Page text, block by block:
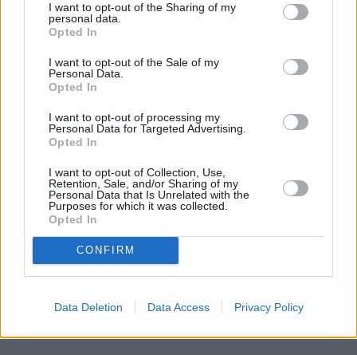
I want to opt-out of the Sharing of my
personal data.
Opted In
I want to opt-out of the Sale of my
Personal Data.
Opted In
I want to opt-out of processing my
Personal Data for Targeted Advertising.
Opted In
I want to opt-out of Collection, Use,
Retention, Sale, and/or Sharing of my
Personal Data that Is Unrelated with the
Purposes for which it was collected.
Opted In
CONFIRM
Data Deletion Data Access Privacy Policy
Wydaje ci się, że to tylko mała kropka na szkle? "E
tam, nie widać, pojeżdżę tak jeszcze sezon" – myśli
pogadałem z ekspertem. Prawda jest taka, że ten
mały odprysk na szybie to tykająca bomba. Gdy
temperatury, "pajączek" pójdzie dalej i zamiast
taniej naprawy, czeka cię kosztowna wymiana
na własne oczy zobaczyć, jak profesjonaliści radzą
sobie z takimi uszkodzeniami.
Czytaj całość
REKLAMA